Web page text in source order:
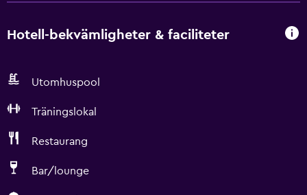
Hotell-bekvämligheter & faciliteter
Utomhuspool
Träningslokal
Restaurang
Bar/lounge